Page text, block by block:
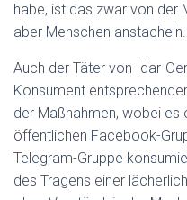
habe, ist das zwar von der
aber Menschen anstacheln.
Auch der Täter von Idar-
Konsument
der Maßnahmen, wobei es
öffentlichen Facebook-
Telegram-Gruppe
des Tragens einer